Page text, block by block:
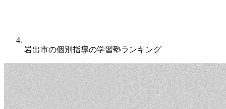
岩出市の個別指導の学習塾ランキング